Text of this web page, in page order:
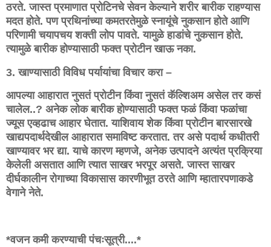
ठरते. जास्त प्रमाणात प्रोटिनचे सेवन केल्याने शरीर बारीक राहण्यास
मदत होते. पण प्रथिनांच्या कमतरतेमुळे स्नायूंचे नुकसान होते आणि
परिणामी चयापचय शक्ती लोप पावते. यामुळे हाडांचे नुकसान होते.
त्यामुळे बारीक होण्यासाठी फक्त प्रोटीन खाऊ नका.
3. खाण्यासाठी विविध पर्यायांचा विचार करा –
आपल्या आहारात नुसतं प्रोटीन किंवा नुसतं कॅल्शिअम असेल तर कसं
चालेल..? अनेक लोक बारीक होण्यासाठी फक्त फळं किंवा फळांचा
ज्यूस एव्हढाच आहार घेतात. याशिवाय शेक किंवा प्रोटीन बारसारखे
खाद्यपदार्थदेखील आहारात समाविष्ट करतात. तर असे पदार्थ कधीतरी
खाण्यावर भर द्या. याचे कारण म्हणजे, अनेक उत्पादने अत्यंत प्रक्रिया
केलेली असतात आणि त्यात साखर भरपूर असते. जास्त साखर
दीर्घकालीन रोगाच्या विकासास कारणीभूत ठरते आणि म्हातारपणाकडे
वेगाने नेते.
*वजन कमी करण्याची पंचःसूत्री....*